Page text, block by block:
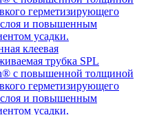
клеевая
трубка SPL
с повышенной толщиной
герметизирующего
слоя и повышенным
усадки.